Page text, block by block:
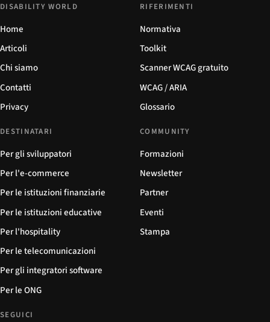
DISABILITY WORLD
Home
Articoli
Chi siamo
Contatti
Privacy
RIFERIMENTI
Normativa
Toolkit
Scanner WCAG gratuito
WCAG / ARIA
Glossario
DESTINATARI
Per gli sviluppatori
Per l'e-commerce
Per le istituzioni finanziarie
Per le istituzioni educative
Per l'hospitality
Per le telecomunicazioni
Per gli integratori software
Per le ONG
COMMUNITY
Formazioni
Newsletter
Partner
Eventi
Stampa
SEGUICI